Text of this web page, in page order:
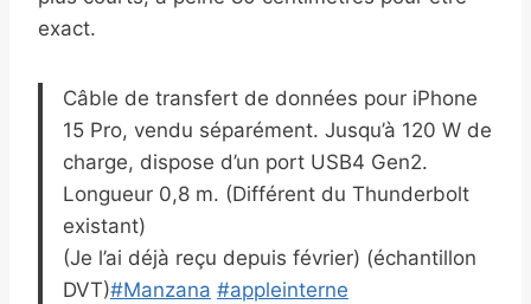
exact.
Câble de transfert de données pour iPhone
15 Pro, vendu séparément. Jusqu’à 120 W de
charge, dispose d’un port USB4 Gen2.
Longueur 0,8 m. (Différent du Thunderbolt
existant)
(Je l’ai déjà reçu depuis février) (échantillon
DVT)#Manzana #appleinterne